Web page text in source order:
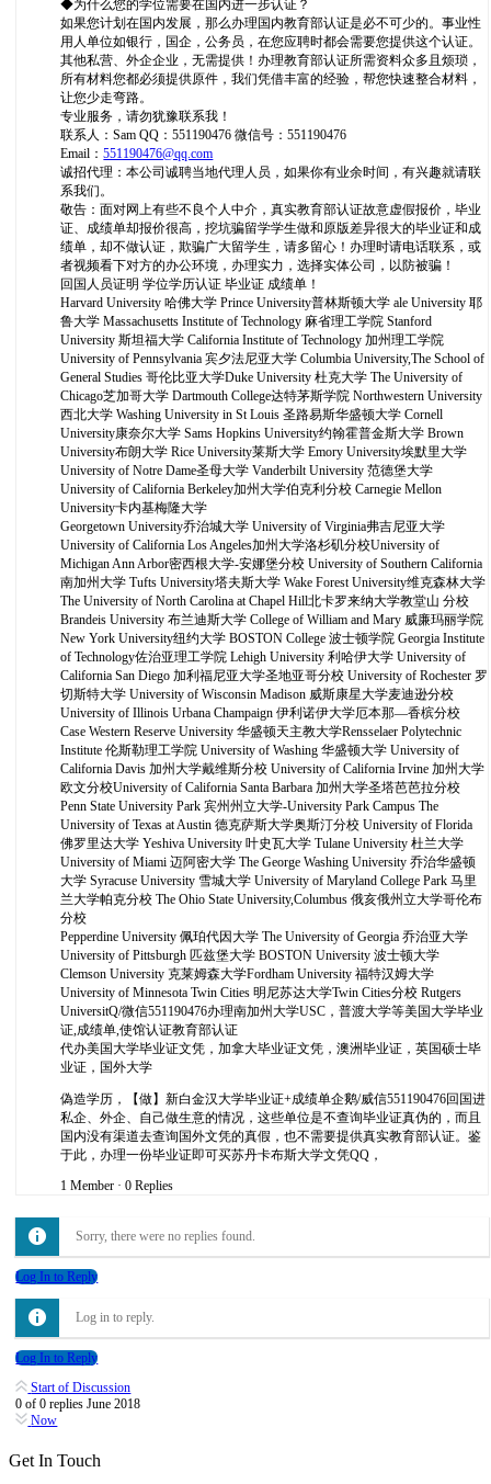
◆为什么您的学位需要在国内进一步认证？
如果您计划在国内发展，那么办理国内教育部认证是必不可少的。事业性
用人单位如银行，国企，公务员，在您应聘时都会需要您提供这个认证。
其他私营、外企企业，无需提供！办理教育部认证所需资料众多且烦琐，
所有材料您都必须提供原件，我们凭借丰富的经验，帮您快速整合材料，
让您少走弯路。
专业服务，请勿犹豫联系我！
联系人：Sam QQ：551190476 微信号：551190476
Email：551190476@qq.com
诚招代理：本公司诚聘当地代理人员，如果你有业余时间，有兴趣就请联
系我们。
敬告：面对网上有些不良个人中介，真实教育部认证故意虚假报价，毕业
证、成绩单却报价很高，挖坑骗留学学生做和原版差异很大的毕业证和成
绩单，却不做认证，欺骗广大留学生，请多留心！办理时请电话联系，或
者视频看下对方的办公环境，办理实力，选择实体公司，以防被骗！
回国人员证明 学位学历认证 毕业证 成绩单！
Harvard University 哈佛大学 Prince University普林斯顿大学 ale University 耶
鲁大学 Massachusetts Institute of Technology 麻省理工学院 Stanford
University 斯坦福大学 California Institute of Technology 加州理工学院
University of Pennsylvania 宾夕法尼亚大学 Columbia University,The School of
General Studies 哥伦比亚大学Duke University 杜克大学 The University of
Chicago芝加哥大学 Dartmouth College达特茅斯学院 Northwestern University
西北大学 Washing University in St Louis 圣路易斯华盛顿大学 Cornell
University康奈尔大学 Sams Hopkins University约翰霍普金斯大学 Brown
University布朗大学 Rice University莱斯大学 Emory University埃默里大学
University of Notre Dame圣母大学 Vanderbilt University 范德堡大学
University of California Berkeley加州大学伯克利分校 Carnegie Mellon
University卡内基梅隆大学
Georgetown University乔治城大学 University of Virginia弗吉尼亚大学
University of California Los Angeles加州大学洛杉矶分校University of
Michigan Ann Arbor密西根大学-安娜堡分校 University of Southern California
南加州大学 Tufts University塔夫斯大学 Wake Forest University维克森林大学
The University of North Carolina at Chapel Hill北卡罗来纳大学教堂山 分校
Brandeis University 布兰迪斯大学 College of William and Mary 威廉玛丽学院
New York University纽约大学 BOSTON College 波士顿学院 Georgia Institute
of Technology佐治亚理工学院 Lehigh University 利哈伊大学 University of
California San Diego 加利福尼亚大学圣地亚哥分校 University of Rochester 罗
切斯特大学 University of Wisconsin Madison 威斯康星大学麦迪逊分校
University of Illinois Urbana Champaign 伊利诺伊大学厄本那—香槟分校
Case Western Reserve University 华盛顿天主教大学Rensselaer Polytechnic
Institute 伦斯勒理工学院 University of Washing 华盛顿大学 University of
California Davis 加州大学戴维斯分校 University of California Irvine 加州大学
欧文分校University of California Santa Barbara 加州大学圣塔芭芭拉分校
Penn State University Park 宾州州立大学-University Park Campus The
University of Texas at Austin 德克萨斯大学奥斯汀分校 University of Florida
佛罗里达大学 Yeshiva University 叶史瓦大学 Tulane University 杜兰大学
University of Miami 迈阿密大学 The George Washing University 乔治华盛顿
大学 Syracuse University 雪城大学 University of Maryland College Park 马里
兰大学帕克分校 The Ohio State University,Columbus 俄亥俄州立大学哥伦布
分校
Pepperdine University 佩珀代因大学 The University of Georgia 乔治亚大学
University of Pittsburgh 匹兹堡大学 BOSTON University 波士顿大学
Clemson University 克莱姆森大学Fordham University 福特汉姆大学
University of Minnesota Twin Cities 明尼苏达大学Twin Cities分校 Rutgers
UniversitQ/微信551190476办理南加州大学USC，普渡大学等美国大学毕业
证,成绩单,使馆认证教育部认证
代办美国大学毕业证文凭，加拿大毕业证文凭，澳洲毕业证，英国硕士毕
业证，国外大学
偽造学历，【做】新白金汉大学毕业证+成绩单企鹅/威信551190476回国进
私企、外企、自己做生意的情况，这些单位是不查询毕业证真伪的，而且
国内没有渠道去查询国外文凭的真假，也不需要提供真实教育部认证。鉴
于此，办理一份毕业证即可买苏丹卡布斯大学文凭QQ，
1 Member · 0 Replies
Sorry, there were no replies found.
Log In to Reply
Log in to reply.
Log In to Reply
Start of Discussion
0 of0 repliesJune 2018
Now
Get In Touch